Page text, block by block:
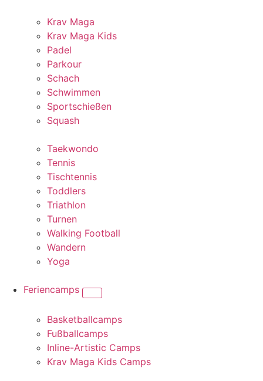
Krav Maga
Krav Maga Kids
Padel
Parkour
Schach
Schwimmen
Sportschießen
Squash
Taekwondo
Tennis
Tischtennis
Toddlers
Triathlon
Turnen
Walking Football
Wandern
Yoga
Feriencamps
Basketballcamps
Fußballcamps
Inline-Artistic Camps
Krav Maga Kids Camps